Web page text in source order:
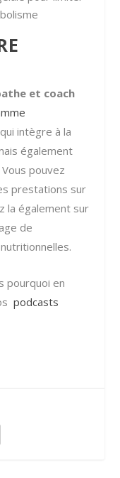
et coach
intègre à la
également
pouvez
prestations sur
la également sur
de
pourquoi en
podcasts